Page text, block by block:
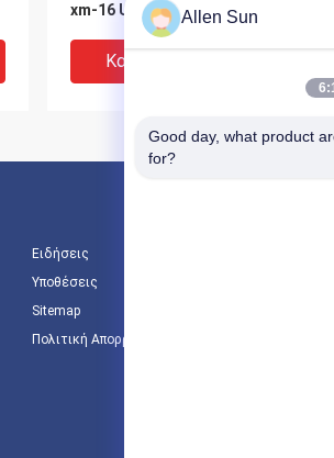
xm-16 UNS S45500 για τα
χειρουργικά όργανα
Καλύτερη Τιμή
Ειδήσεις
Υποθέσεις
Sitemap
Πολιτική Απορρήτου
Allen Sun
Good day, what product
for?